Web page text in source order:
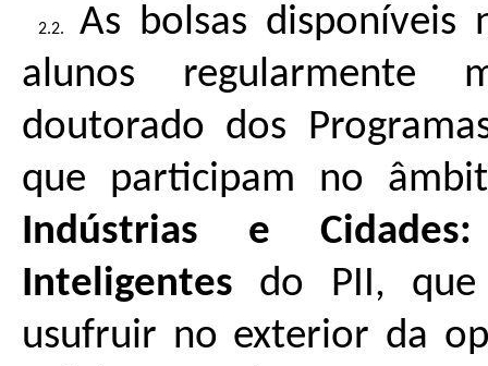
As bolsas disponíveis
alunos regularmente
doutorado dos
que participam no
Indústrias e
Inteligentes
do PII, que
usufruir no exterior da